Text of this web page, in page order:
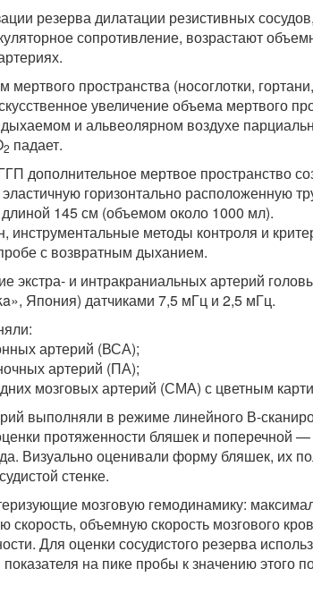
резерва дилатации резистивных
сопротивление, возрастают
пространства (носоглотки,
увеличение объема мертвого
и альвеолярном воздухе
2 падает.
дополнительное мертвое пространство
горизонтально расположенную
145 см (объемом около 1000 мл).
инструментальные методы контроля и
с возвратным дыханием.
экстра- и интракраниальных артерий
Япония) датчиками 7,5 мГц и 2,5 мГц.
артерий (ВСА);
артерий (ПА);
мозговых артерий (СМА) с цветным
выполняли в режиме линейного В-
протяженности бляшек и поперечной —
Визуально оценивали форму бляшек, их
стенке.
мозговую гемодинамику:
скорость, объемную скорость мозгового
Для оценки сосудистого резерва
на пике пробы к значению этого